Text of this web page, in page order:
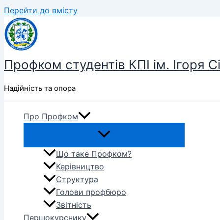
Перейти до вмісту
Профком студентів КПІ ім. Ігоря
Надійність та опора
Про Профком
Що таке Профком?
Керівництво
Структура
Голови профбюро
Звітність
Першокурснику